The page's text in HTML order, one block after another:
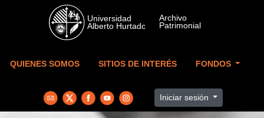
Skip to main content
QUIENES SOMOS SITIOS DE INTERÉS FONDOS
Iniciar sesión